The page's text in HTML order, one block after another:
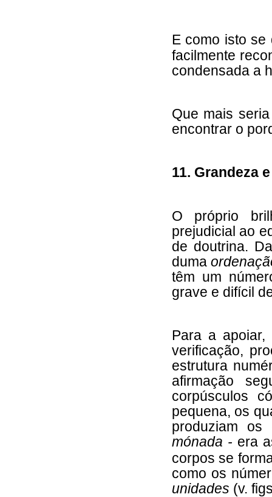
E como isto
facilmente
condensada a
Que mais
encontrar o
11. Grandeza
O próprio
prejudicial ao
de doutrina.
duma
têm um
grave e difícil
Para a
verificação,
estrutura
afirmação
corpúsculos
pequena, os
produziam
mónada - era
corpos se
como os
unidades (v.